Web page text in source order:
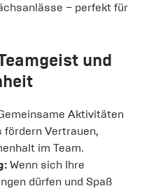
– perfekt für
und
Aktivitäten
Vertrauen,
im Team.
Wenn sich Ihre
dürfen und Spaß